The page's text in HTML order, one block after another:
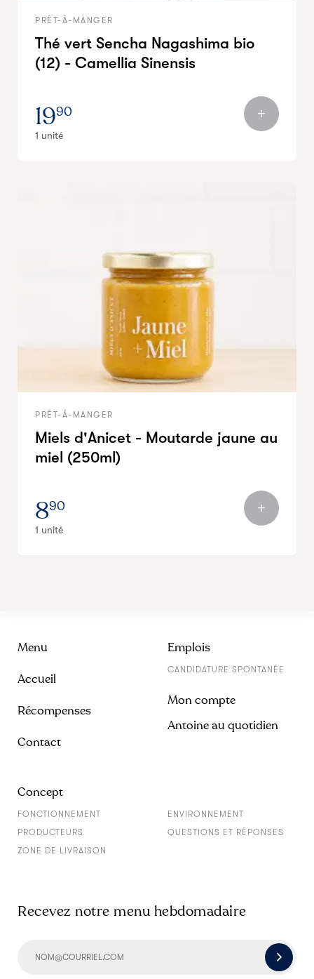
PRÊT-À-MANGER
Thé vert Sencha Nagashima bio
(12) - Camellia Sinensis
1990
1 unité
PRÊT-À-MANGER
Miels d'Anicet - Moutarde jaune au
miel (250ml)
890
1 unité
Menu
Accueil
Récompenses
Contact
Emplois
CANDIDATURE SPONTANÉE
Mon compte
Antoine au quotidien
Concept
FONCTIONNEMENT
ENVIRONNEMENT
PRODUCTEURS
QUESTIONS ET RÉPONSES
ZONE DE LIVRAISON
Recevez notre menu hebdomadaire